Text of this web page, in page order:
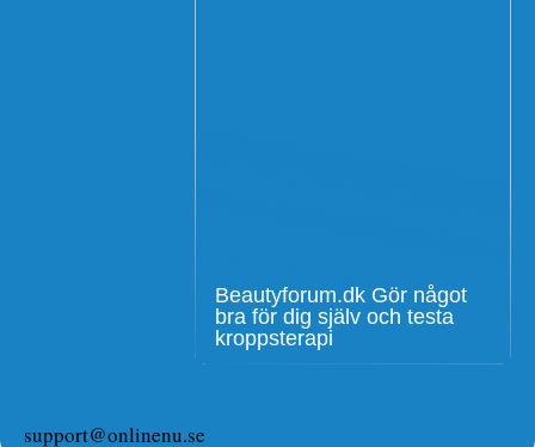
Beautyforum.dk Gör något
bra för dig själv och testa
kroppsterapi
support@onlinenu.se